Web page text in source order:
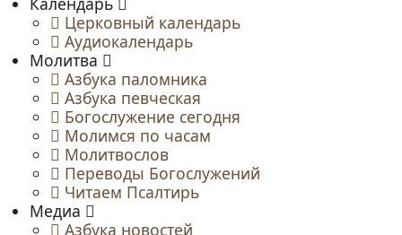
Церковный календарь
Аудиокалендарь
Молитва
Азбука паломника
Азбука певческая
Богослужение сегодня
Молимся по часам
Молитвослов
Переводы Богослужений
Читаем Псалтирь
Медиа
Азбука новостей